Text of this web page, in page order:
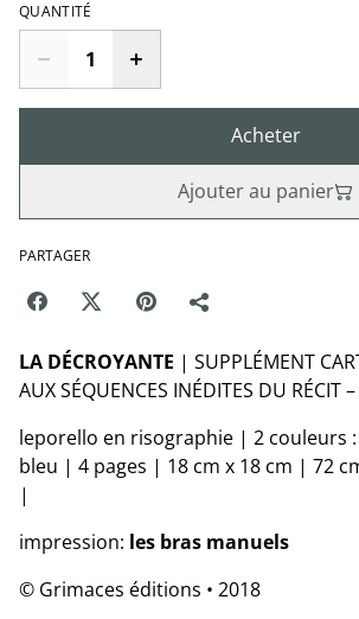
QUANTITÉ
Acheter
Ajouter au panier
PARTAGER
LA DÉCROYANTE | SUPPLÉMENT
AUX SÉQUENCES INÉDITES DU RÉCIT
leporello en risographie | 2 couleurs
bleu | 4 pages | 18 cm x 18 cm | 72
|
impression: les bras manuels
© Grimaces éditions • 2018